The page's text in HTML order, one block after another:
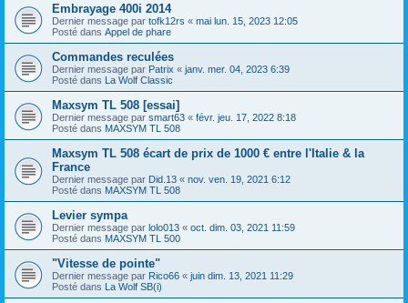
Embrayage 400i 2014
Dernier message par tofk12rs « mai lun. 15, 2023 12:05
Posté dans Appel de phare
Commandes reculées
Dernier message par Patrix « janv. mer. 04, 2023 6:39
Posté dans La Wolf Classic
Maxsym TL 508 [essai]
Dernier message par smart63 « févr. jeu. 17, 2022 8:18
Posté dans MAXSYM TL 508
Maxsym TL 508 écart de prix de 1000 € entre l'Italie & la
France
Dernier message par Did.13 « nov. ven. 19, 2021 6:12
Posté dans MAXSYM TL 508
Levier sympa
Dernier message par lolo013 « oct. dim. 03, 2021 11:59
Posté dans MAXSYM TL 500
"Vitesse de pointe"
Dernier message par Rico66 « juin dim. 13, 2021 11:29
Posté dans La Wolf SB(i)